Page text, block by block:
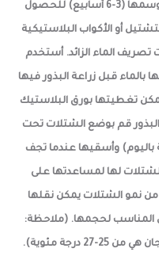
قم بزراعة بذور الباذنجان داخليا قبل موسمها (3-6 أسابيع) للحصول
أو الأكواب البلاستيكية
تصريف الماء الزائد. أستخدم
بالماء قبل زراعة البذور فيها
بعمق (0.6 سم) ويمكن تغطيتها بورق البلاستيك
قم بوضع الشتلات تحت
أشعة الشمس (6-15 ساعة باليوم) وأسقيها عندما تجف
لها لمساعدتها على
نمو الشتلات يمكن نقلها
المناسب لحجمها. (ملاحظة:
درجة مئوية).